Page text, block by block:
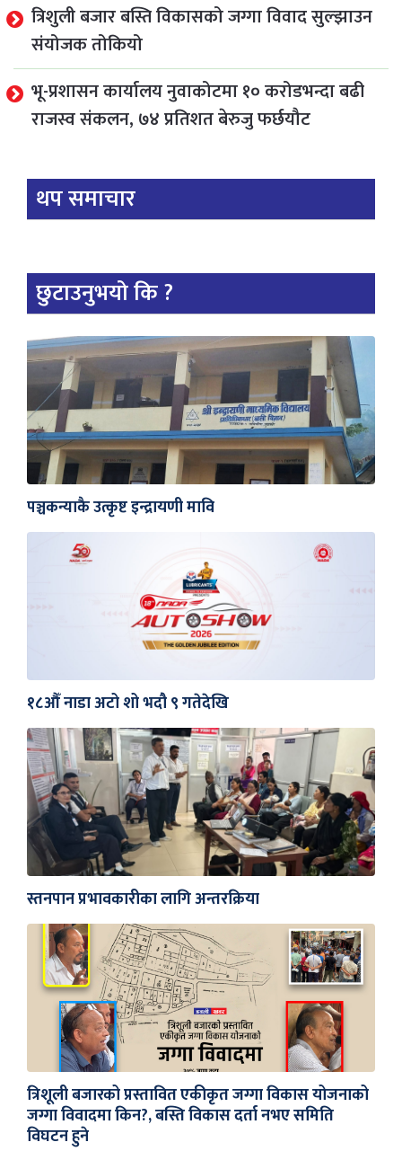
त्रिशुली बजार बस्ति विकासको जग्गा विवाद सुल्झाउन
संयोजक तोकियो
भू-प्रशासन कार्यालय नुवाकोटमा १० करोडभन्दा बढी
राजस्व संकलन, ७४ प्रतिशत बेरुजु फर्छयौट
थप समाचार
छुटाउनुभयो कि ?
पञ्चकन्याकै उत्कृष्ट इन्द्रायणी मावि
१८औँ नाडा अटो शो भदौ ९ गतेदेखि
स्तनपान प्रभावकारीका लागि अन्तरक्रिया
त्रिशूली बजारको प्रस्तावित एकीकृत जग्गा विकास योजनाको
जग्गा विवादमा किन?, बस्ति विकास दर्ता नभए समिति
विघटन हुने